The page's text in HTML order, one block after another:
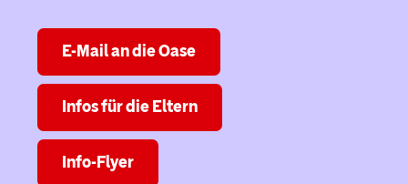
E-Mail an die Oase
Infos für die Eltern
Info-Flyer